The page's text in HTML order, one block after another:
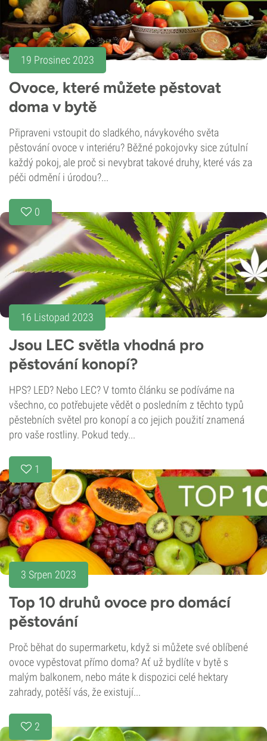
19 Prosinec 2023
Ovoce, které můžete pěstovat
doma v bytě
Připraveni vstoupit do sladkého, návykového světa
pěstování ovoce v interiéru? Běžné pokojovky sice zútulní
každý pokoj, ale proč si nevybrat takové druhy, které vás za
péči odmění i úrodou?...
0
16 Listopad 2023
Jsou LEC světla vhodná pro
pěstování konopí?
HPS? LED? Nebo LEC? V tomto článku se podíváme na
všechno, co potřebujete vědět o posledním z těchto typů
pěstebních světel pro konopí a co jejich použití znamená
pro vaše rostliny. Pokud tedy...
1
3 Srpen 2023
Top 10 druhů ovoce pro domácí
pěstování
Proč běhat do supermarketu, když si můžete své oblíbené
ovoce vypěstovat přímo doma? Ať už bydlíte v bytě s
malým balkonem, nebo máte k dispozici celé hektary
zahrady, potěší vás, že existují...
2